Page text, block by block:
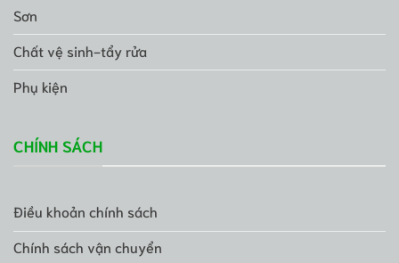
Sơn
Chất vệ sinh-tẩy rửa
Phụ kiện
CHÍNH SÁCH
Điều khoản chính sách
Chính sách vận chuyển